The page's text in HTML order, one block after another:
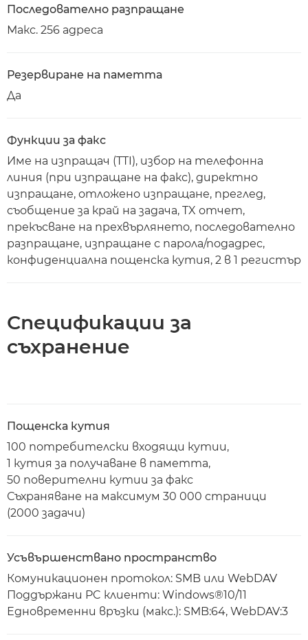
Последователно разпращане
Макс. 256 адреса
Резервиране на паметта
Да
Функции за факс
Име на изпращач (TTI), избор на телефонна
линия (при изпращане на факс), директно
изпращане, отложено изпращане, преглед,
съобщение за край на задача, TX отчет,
прекъсване на прехвърлянето, последователно
разпращане, изпращане с парола/подадрес,
конфиденциална пощенска кутия, 2 в 1 регистър
Спецификации за
съхранение
Пощенска кутия
100 потребителски входящи кутии,
1 кутия за получаване в паметта,
50 поверителни кутии за факс
Съхраняване на максимум 30 000 страници
(2000 задачи)
Усъвършенствано пространство
Комуникационен протокол: SMB или WebDAV
Поддържани PC клиенти: Windows®10/11
Едновременни връзки (макс.): SMB:64, WebDAV:3